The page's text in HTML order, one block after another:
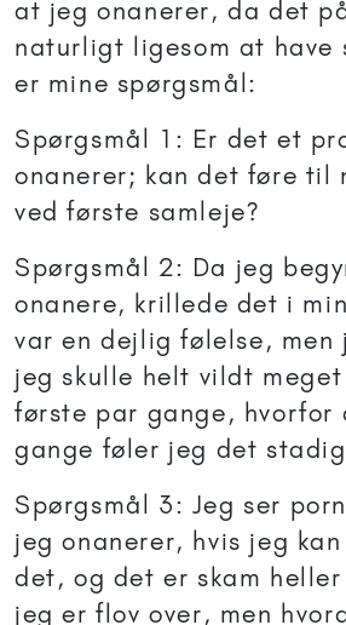
at jeg onanerer, da det
naturligt ligesom at have
er mine spørgsmål:
Spørgsmål 1: Er det et
onanerer; kan det føre til
ved første samleje?
Spørgsmål 2: Da jeg
onanere, krillede det i
var en dejlig følelse,
jeg skulle helt vildt
første par gange, hvorfor
gange føler jeg det
Spørgsmål 3: Jeg ser
jeg onanerer, hvis jeg kan
det, og det er skam
jeg er flov over, men